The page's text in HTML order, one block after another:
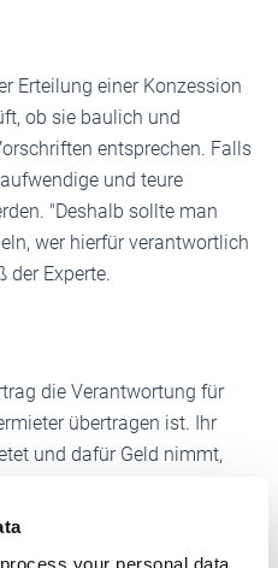
Erteilung einer Konzession
ob sie baulich und
entsprechen. Falls
und teure
"Deshalb sollte man
wer hierfür verantwortlich
der Experte.
die Verantwortung für
übertragen ist. Ihr
und dafür Geld nimmt,
nutzen kann.